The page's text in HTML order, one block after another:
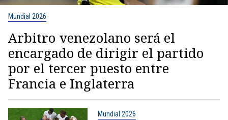
Mundial 2026
Arbitro venezolano será el
encargado de dirigir el partido
por el tercer puesto entre
Francia e Inglaterra
Mundial 2026